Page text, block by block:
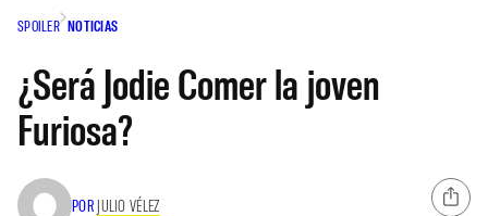
SPOILER NOTICIAS
¿Será Jodie Comer la joven
Furiosa?
POR JULIO VÉLEZ